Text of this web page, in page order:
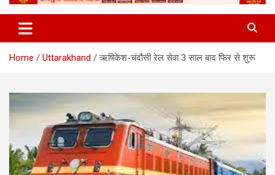
Home Uttarakhand ऋषिकेश-चंदौसी रेल सेवा 3 साल बाद फिर से शुरू